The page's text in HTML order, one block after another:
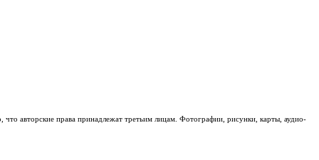
что авторские права принадлежат третьим лицам. Фотографии, рисунки, карты, аудио-